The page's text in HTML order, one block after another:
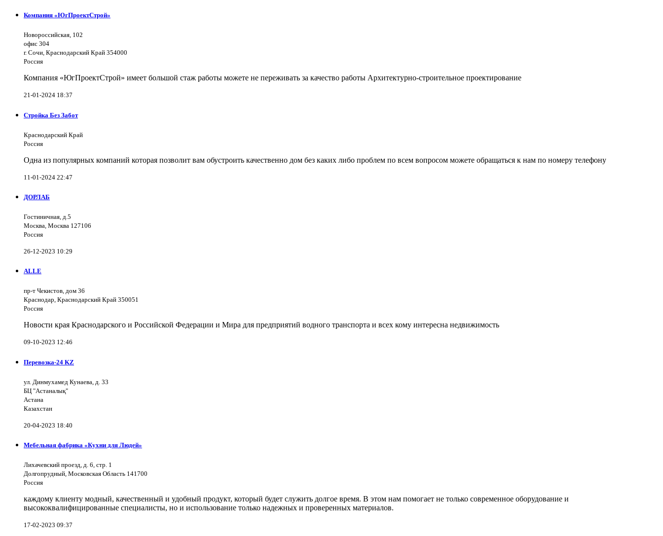
Компания «ЮгПроектСтрой»
Новороссийская, 102
офис 304
г. Сочи, Краснодарский Край 354000
Россия
Компания «ЮгПроектСтрой» имеет большой стаж работы можете не переживать за качество работы Архитектурно-строительное проектирование
21-01-2024 18:37
Стройка Без Забот
Краснодарский Край
Россия
Одна из популярных компаний которая позволит вам обустроить качественно дом без каких либо проблем по всем вопросом можете обращаться к нам по номеру телефону
11-01-2024 22:47
ДОРЛАБ
Гостиничная, д.5
Москва, Москва 127106
Россия
26-12-2023 10:29
ALLE
пр-т Чекистов, дом 36
Краснодар, Краснодарский Край 350051
Россия
Новости края Краснодарского и Российской Федерации и Мира для предприятий водного транспорта и всех кому интересна недвижимость
09-10-2023 12:46
Перевозка-24 KZ
ул. Динмухамед Кунаева, д. 33
БЦ "Астаналық"
Астана
Казахстан
20-04-2023 18:40
Мебельная фабрика «Кухни для Людей»
Лихачевский проезд, д. 6, стр. 1
Долгопрудный, Московская Область 141700
Россия
каждому клиенту модный, качественный и удобный продукт, который будет служить долгое время. В этом нам помогает не только современное оборудование и
высококвалифицированные специалисты, но и использование только надежных и проверенных материалов.
17-02-2023 09:37